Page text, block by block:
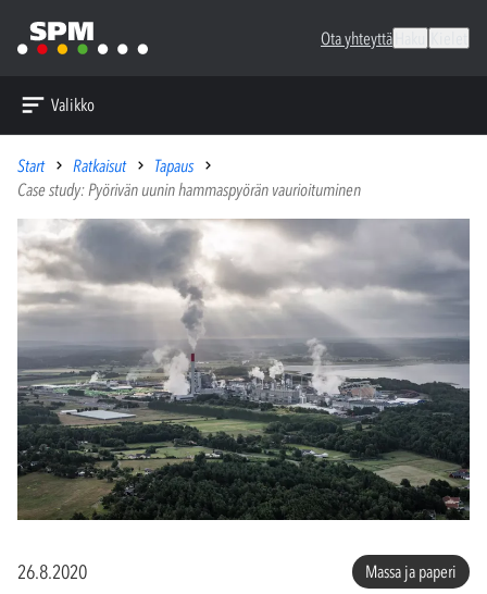
Ota yhteyttä
Valikko
Start Ratkaisut
Tapaus
Case study: Pyörivän uunin hammaspyörän vaurioituminen
26.8.2020 Massa ja paperi